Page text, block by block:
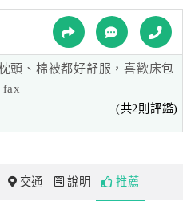
溫馨環境，
，沉浸在這個舒適的住所，
景的夢中之地。
花蓮的美麗角落，
頭、棉被都好舒服，喜歡床包
fax
(共2則評鑑)
交通 說明 推薦